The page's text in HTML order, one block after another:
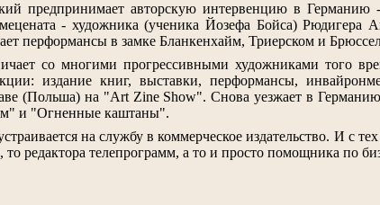
предпринимает авторскую интервенцию в Германию
- художника (ученика Йозефа Бойса) Рюдигера
перформансы в замке Бланкенхайм, Триерском и
со многими прогрессивными художниками того
издание книг, выставки, перформансы,
(Польша) на "Art Zine Show". Снова уезжает в
и "Огненные каштаны".
на службу в коммерческое издательство. И с
то редактора телепрограмм, а то и просто помощника по